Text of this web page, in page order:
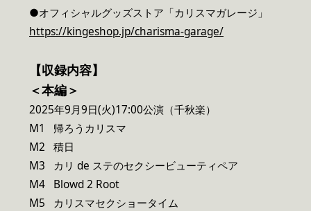
●オフィシャルグッズストア「カリスマガレージ」
https://kingeshop.jp/charisma-garage/
【収録内容】
＜本編＞
2025年9月9日(火)17:00公演（千秋楽）
M1 帰ろうカリスマ
M2 積日
M3 カリ de ステのセクシービューティペア
M4 Blowd 2 Root
M5 カリスマセクショータイム